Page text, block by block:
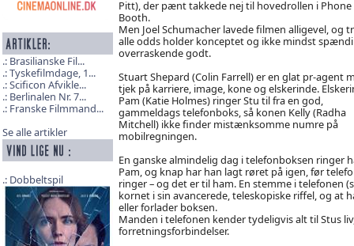
Brasilianske Fil...
Tyskefilmdage, 1...
Scificon Afvikle...
Berlinalen Nr. 7...
Franske Filmmand...
Se alle artikler
Dobbeltspil
Pitt), der pænt takkede nej til hovedrollen i Phone
Booth.
Men Joel Schumacher lavede filmen alligevel, og
alle odds holder konceptet og ikke mindst
overraskende godt.
Stuart Shepard (Colin Farrell) er en glat pr-agent
tjek på karriere, image, kone og elskerinde.
Pam (Katie Holmes) ringer Stu til fra en god,
gammeldags telefonboks, så konen Kelly (Radha
Mitchell) ikke finder mistænksomme numre på
mobilregningen.
En ganske almindelig dag i telefonboksen ringer
Pam, og knap har han lagt røret på igen, før
ringer – og det er til ham. En stemme i telefonen
kornet i sin avancerede, teleskopiske riffel, og at
eller forlader boksen.
Manden i telefonen kender tydeligvis alt til Stus
forretningsforbindelser.